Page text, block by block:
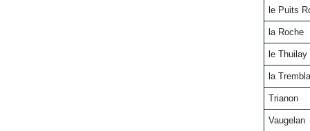
le Puits
la Roche
le Thuilay
la
Trianon
Vaugelan